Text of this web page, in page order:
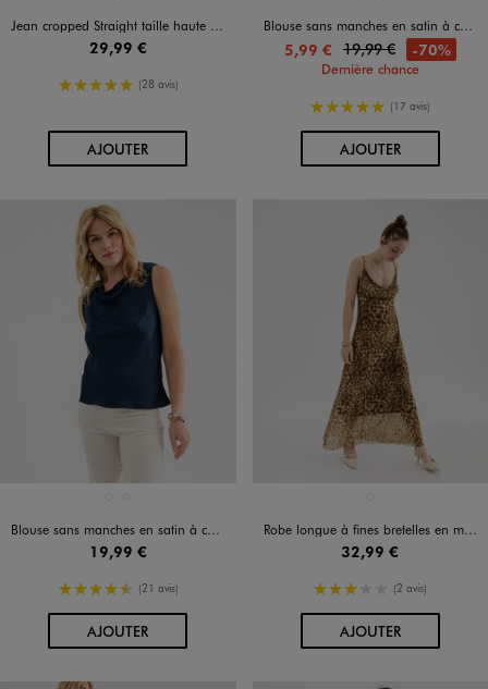
Jean cropped Straight taille haute à rayures femme
29,99 €
5/5 de moyenne
(28 avis)
AJOUTERAU PANIER
Blouse sans manches en satin à col bénitier femme
5,99 € 19,99 € -70%
Dernière chance
5/5 de moyenne
(17 avis)
AJOUTERAU PANIER
Blouse sans manches en satin à col bénitier femme
19,99 €
4.5/5 de moyenne
(21 avis)
AJOUTERAU PANIER
Robe longue à fines bretelles en maille imprimée femme
32,99 €
3/5 de moyenne
(2 avis)
AJOUTERAU PANIER